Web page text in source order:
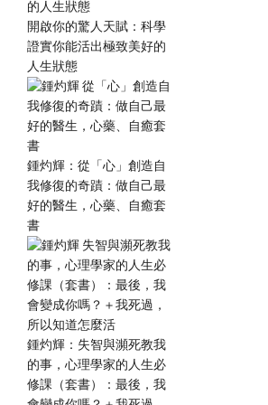
創造力 . 十一個內在宇宙 .八個實相的根本
麼？目的在哪裡？我們應該怎麼做？ 十一
或基本假設 01:30 八個實相的根本假設或
容可用價值實現(完成)來貫穿 「創造」跟「
照你的興趣、本份在創作的時候 你會消
Attention 全神貫注的狀態 45:56 查叔繼續:
就發生什麼結果 衷於自己的感覺 55:04 創
什麼樣的天賦責任，你按照你的本心本性，
課 第56節 如果你還沒有跟你的內在連接的
而已 01:06:30 moment point 力矩點
態，也就是你在抓靈感的狀態 01:13:30 早
根本假設或 基本假設 (root assumptions)
假設還有更多。 現在，第一：能量和行動
沒有一個必須適用於肉體運動。 第二：所
行動起源。靈性能量引導精神行動。 第三
存，具有強度方面的價值。 第四：物體，
量團塊。 第五：時間序列中的穩定性，除
假設之外，對於物體不是必要的前提條件
障存在。 第七：廣闊現在，在這裡更加適
開啟你的驚人天賦：科學
證實你能活出極致美好的
人生狀態
鍾灼輝：從「心」創造自
我修復的奇蹟：做自己最
好的醫生，心藥、自癒套
書
鍾灼輝：失智與瀕死教我
的事，心理學家的人生必
修課（套書）：最後，我